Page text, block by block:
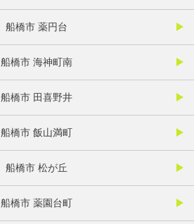
船橋市 薬円台
船橋市 海神町南
船橋市 田喜野井
船橋市 飯山満町
船橋市 松が丘
船橋市 薬園台町